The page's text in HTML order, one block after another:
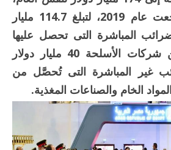
بعدما كانت قد تراجعت عام 2019، لتبلغ 114.7 مليار
المباشرة التى تحصل عليها
الولايات المتحدة من شركات الأسلحة 40 مليار دولار
غير المباشرة التى تُحصَّل من
الخام والصناعات المغذية.